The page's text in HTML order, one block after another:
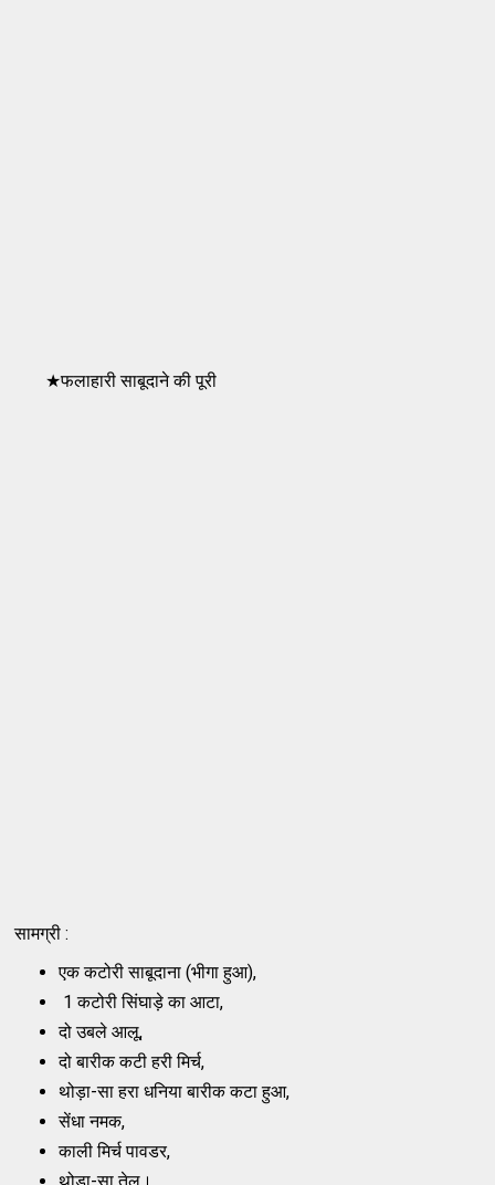
★फलाहारी साबूदाने की पूरी
सामग्री :
एक कटोरी साबूदाना (भीगा हुआ),
1 कटोरी सिंघाड़े का आटा,
दो उबले आलू,
दो बारीक कटी हरी मिर्च,
थोड़ा-सा हरा धनिया बारीक कटा हुआ,
सेंधा नमक,
काली मिर्च पावडर,